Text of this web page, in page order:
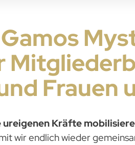
Frauen
ureigenen Kräfte
wir endlich wieder